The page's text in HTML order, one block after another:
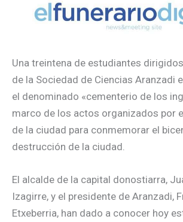
Una treintena de estudiantes
de la Sociedad de Ciencias Aranzadi
el denominado «cementerio de los
marco de los actos organizados por
de la ciudad para conmemorar el
destrucción de la ciudad.
El alcalde de la capital donostiarra,
Izagirre, y el presidente de Aranzadi,
Etxeberria, han dado a conocer hoy